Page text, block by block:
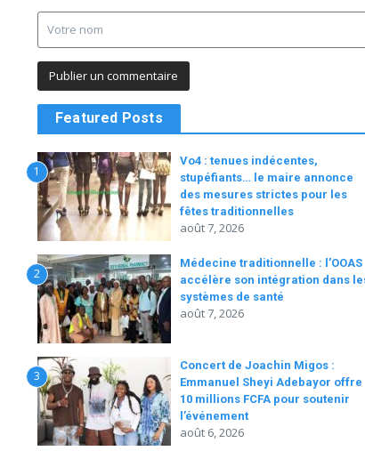
Featured Posts
1
Vo4 : tenues indécentes,
stupéfiants… le maire annonce
des mesures strictes pour les
fêtes traditionnelles
août 7, 2026
2
Médecine traditionnelle : l’OOAS
accélère son intégration dans
systèmes de santé
août 7, 2026
3
Concert de Joachin Migos :
Emmanuel Sheyi Adebayor offre
10 millions FCFA pour soutenir
l’événement
août 6, 2026